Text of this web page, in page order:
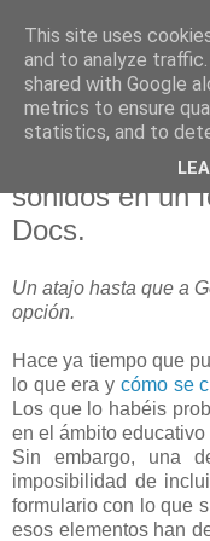
blogOBR
05 septiembre 2011
Tutorial:
sonidos en un
Docs.
Un atajo hasta que a
opción.
Hace ya tiempo que
lo que era y cómo se
Los que lo habéis
en el ámbito
Sin embargo, una
imposibilidad de
formulario con lo que
esos elementos han
This site uses
and to analyze
shared with Google
metrics to ensure
statistics, and to